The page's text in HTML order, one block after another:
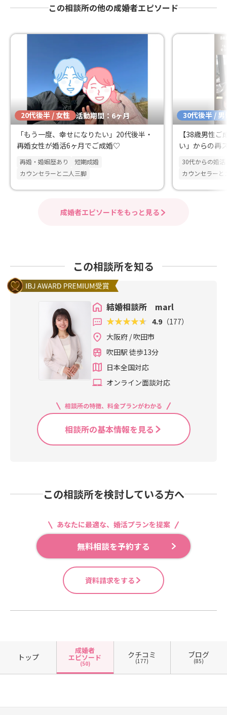
この相談所の他の成婚者エピソード
20代後半 / 女性 活動期間：6ヶ月
「もう一度、幸せになりたい」20代後半・
再婚女性が婚活6ヶ月でご成婚♡
再婚・婚姻歴あり
短期成婚
カウンセラーと二人三脚
30代後半 / 男
【38歳男性
い」からの再
だ幸せな出会
30代からの婚活
カウンセラーと
成婚者エピソードをもっと見る
この相談所を知る
結婚相談所 marl
4.9 （177）
大阪府 / 吹田市
吹田駅 徒歩13分
日本全国対応
オンライン面談対応
相談所の特徴、料金プランがわかる
相談所の基本情報を見る
この相談所を検討している方へ
あなたに最適な、婚活プランを提案
無料相談を予約する
資料請求をする
トップ
成婚者
エピソード
(50)
クチコミ
(177)
ブログ
(85)